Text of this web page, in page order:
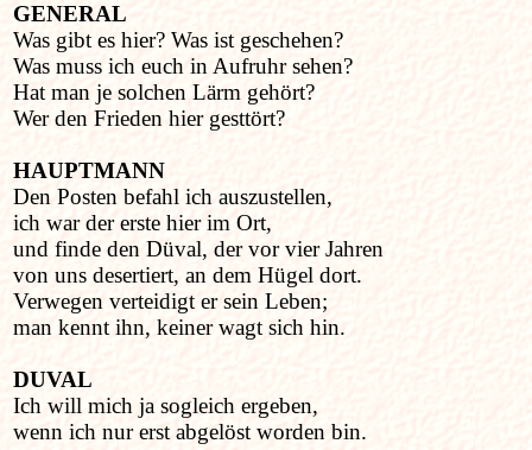
GENERAL
Was gibt es hier? Was ist geschehen?
Was muss ich euch in Aufruhr sehen?
Hat man je solchen Lärm gehört?
Wer den Frieden hier gesttört?
HAUPTMANN
Den Posten befahl ich auszustellen,
ich war der erste hier im Ort,
und finde den Düval, der vor vier Jahren
von uns desertiert, an dem Hügel dort.
Verwegen verteidigt er sein Leben;
man kennt ihn, keiner wagt sich hin.
DUVAL
Ich will mich ja sogleich ergeben,
wenn ich nur erst abgelöst worden bin.